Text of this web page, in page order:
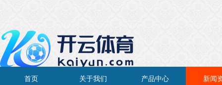
首页 关于我们 产品中心 新闻